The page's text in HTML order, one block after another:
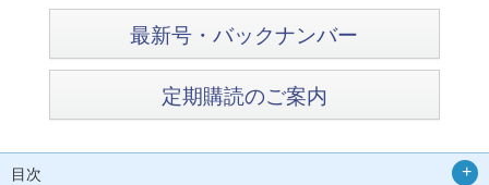
最新号・バックナンバー
定期購読のご案内
目次